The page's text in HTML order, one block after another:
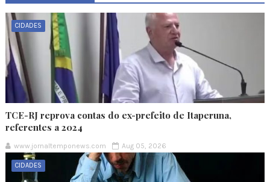
CIDADES
TCE-RJ reprova contas do ex-prefeito de Itaperuna,
referentes a 2024
www.jornaltemponews.com Aug 05, 2026
CIDADES